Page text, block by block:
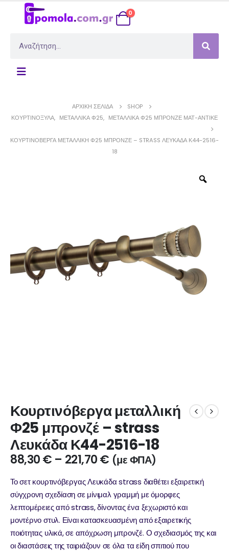
0
ΑΡΧΙΚΉ ΣΕΛΊΔΑ
SHOP
ΚΟΥΡΤΙΝΌΞΥΛΑ, ΜΕΤΑΛΛΙΚΆ Φ25, ΜΕΤΑΛΛΙΚΆ Φ25 ΜΠΡΟΝΖΈ ΜΆΤ-ΑΝΤΙΚΈ
ΚΟΥΡΤΙΝΌΒΕΡΓΑ ΜΕΤΑΛΛΙΚΉ Φ25 ΜΠΡΟΝΖΈ – STRASS ΛΕΥΚΆΔΑ Κ44-2516-
18
Κουρτινόβεργα μεταλλική
Φ25 μπρονζέ – strass
Λευκάδα Κ44-2516-18
88,30€ – 221,70€ (με ΦΠΑ)
Το σετ κουρτινόβεργας Λευκάδα strass διαθέτει εξαιρετική
σύγχρονη σχεδίαση σε μίνιμαλ γραμμή με όμορφες
λεπτομέρειες από strass, δίνοντας ένα ξεχωριστό και
μοντέρνο στυλ. Είναι κατασκευασμένη από εξαιρετικής
ποιότητας υλικά, σε απόχρωση μπρονζέ. Ο σχεδιασμός της και
οι διαστάσεις της ταιριάζουν σε όλα τα είδη σπιτιού που